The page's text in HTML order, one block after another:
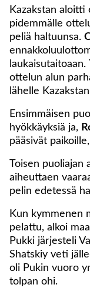
Kazakstan
pidemmälle
peliä haltuunsa.
laukaisutaitoaan.
ottelun alun
lähelle
Ensimmäisen
hyökkäyksiä ja,
pääsivät
Toisen puoliajan
aiheuttaen
pelin edetessä
Kun kymmenen
pelattu, alkoi
Pukki järjesteli
Shatskiy veti
oli Pukin vuoro
tolpan ohi.